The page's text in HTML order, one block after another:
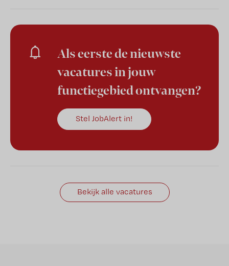
Als eerste de nieuwste
vacatures in jouw
functiegebied ontvangen?
Stel JobAlert in!
Bekijk alle vacatures